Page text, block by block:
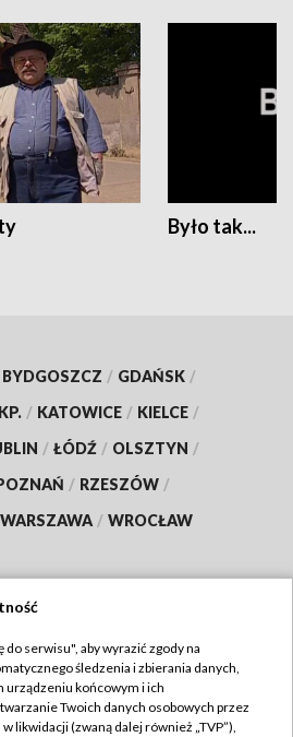
Było tak...
BYDGOSZCZ / GDAŃSK /
/ KATOWICE / KIELCE /
/ ŁÓDŹ / OLSZTYN /
/ RZESZÓW /
WARSZAWA / WROCŁAW
TVP
TVP
serwisu", aby wyrazić zgody na
śledzenia i zbierania danych,
urządzeniu końcowym i ich
Twoich danych osobowych przez
likwidacji (zwaną dalej również „TVP”),